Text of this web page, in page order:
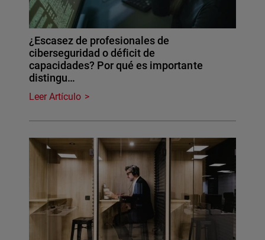
¿Escasez de profesionales de
ciberseguridad o déficit de
capacidades? Por qué es importante
distingu…
Leer Artículo